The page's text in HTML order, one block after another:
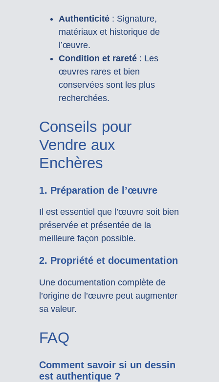
Authenticité: Signature,
matériaux et historique de
l’œuvre.
Condition et rareté: Les
œuvres rares et bien
conservées sont les plus
recherchées.
Conseils pour
Vendre aux
Enchères
1. Préparation de l’œuvre
Il est essentiel que l’œuvre soit bien
préservée et présentée de la
meilleure façon possible.
2. Propriété et documentation
Une documentation complète de
l’origine de l’œuvre peut augmenter
sa valeur.
FAQ
Comment savoir si un dessin
est authentique ?